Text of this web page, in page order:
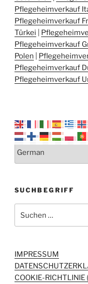
Pflegeheimverkauf
Pflegeheimverkauf
Türkei
Pflegeheimverkauf
Polen
Pflegeheimverkauf
Pflegeheimverkauf
SUCHBEGRIFF
nach:
IMPRESSUM
COOKIE-RICHTLINIE